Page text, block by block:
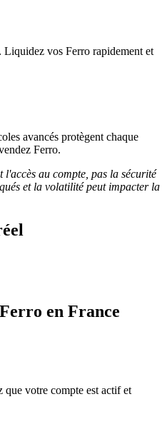
Liquidez vos Ferro rapidement et
avancés protègent chaque
Ferro.
l'accès au compte, pas la sécurité
et la volatilité peut impacter la
en France
votre compte est actif et